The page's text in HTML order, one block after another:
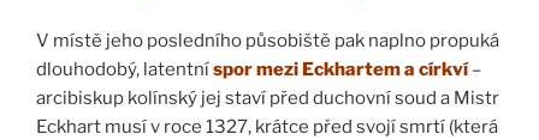
V místě jeho posledního působiště pak naplno propuká
dlouhodobý, latentníspor mezi Eckhartem a církví–
arcibiskup kolínský jej staví před duchovní soud a Mistr
Eckhart musí v roce 1327, krátce před svojí smrtí (která